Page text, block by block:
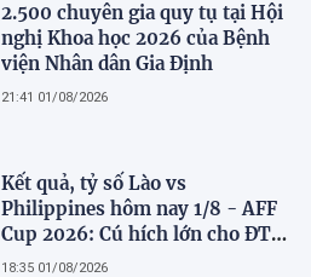
2.500 chuyên gia quy tụ tại Hội
nghị Khoa học 2026 của Bệnh
viện Nhân dân Gia Định
21:41 01/08/2026
Kết quả, tỷ số Lào vs
Philippines hôm nay 1/8 - AFF
Cup 2026: Cú hích lớn cho ĐT
Việt Nam
18:35 01/08/2026